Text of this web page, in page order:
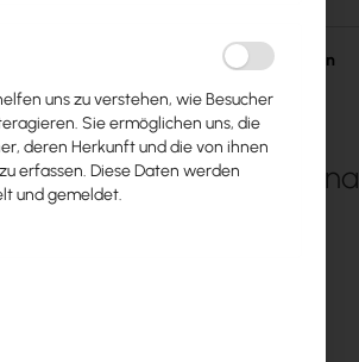
Home IoT
der
springen
Einzelheiten
uns zu verstehen, wie Besucher
Sie ermöglichen uns, die
deren Herkunft und die von ihnen
erfassen. Diese Daten werden
und gemeldet.